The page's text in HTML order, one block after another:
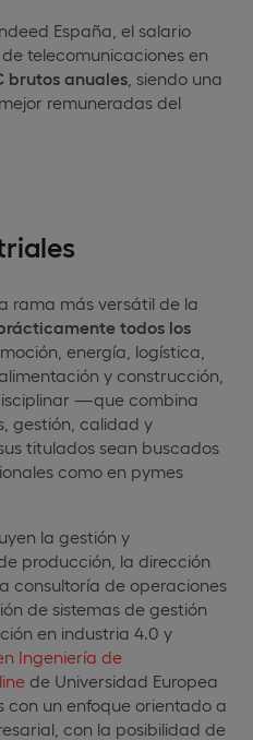
España, el salario
telecomunicaciones en
brutos anuales , siendo una
remuneradas del
rama más versátil de la
todos los
energía, logística,
y construcción,
—que combina
gestión, calidad y
titulados sean buscados
como en pymes
la gestión y
producción, la dirección
consultoría de operaciones
de sistemas de gestión
en industria 4.0 y
Ingeniería de
de Universidad Europea
con un enfoque orientado a
con la posibilidad de